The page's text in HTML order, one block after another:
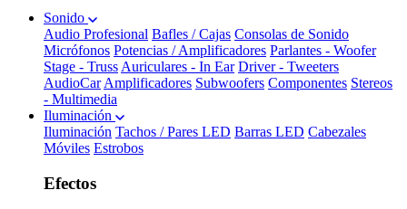
Sonido
Audio Profesional Bafles / Cajas Consolas de Sonido
Micrófonos Potencias / Amplificadores Parlantes - Woofer
Stage - Truss Auriculares - In Ear Driver - Tweeters
AudioCar Amplificadores Subwoofers Componentes Stereos
- Multimedia
Iluminación
Iluminación Tachos / Pares LED Barras LED Cabezales
Móviles Estrobos
Efectos